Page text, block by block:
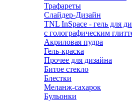
Трафареты
Слайдер-Дизайн
TNL InSpace - гель для
с голографическим
Акриловая пудра
Гель-краска
Прочее для дизайна
Битое стекло
Блестки
Меланж-сахарок
Бульонки